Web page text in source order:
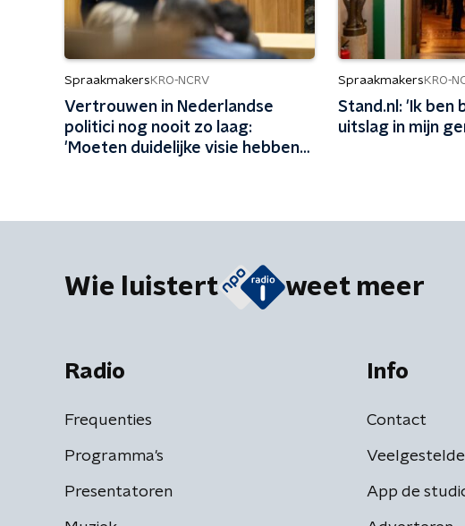
Spraakmakers KRO-NCRV
Vertrouwen in Nederlandse
politici nog nooit zo laag:
'Moeten duidelijke visie hebben
Spraakmakers KRO-
Stand.nl: 'Ik ben
uitslag in mijn
Wie luistert weet meer
Radio
Frequenties
Programma's
Presentatoren
Info
Contact
App de